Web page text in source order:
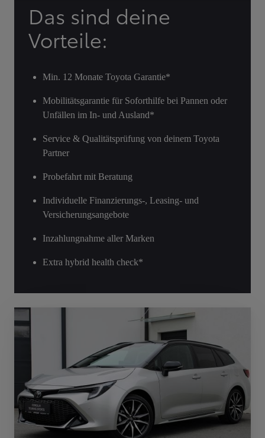
Das sind deine
Vorteile:
Min. 12 Monate Toyota Garantie*
Mobilitätsgarantie für Soforthilfe bei Pannen oder
Unfällen im In- und Ausland*
Service & Qualitätsprüfung von deinem Toyota
Partner
Probefahrt mit Beratung
Individuelle Finanzierungs-, Leasing- und
Versicherungsangebote
Inzahlungnahme aller Marken
Extra hybrid health check*